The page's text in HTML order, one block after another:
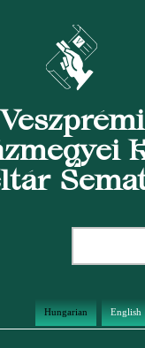
Veszprémi
Hungarian English